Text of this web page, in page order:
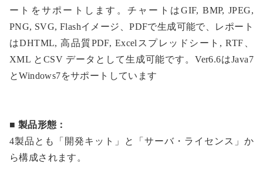
ートをサポートします。チャートはGIF, BMP, JPEG,
PNG, SVG, Flashイメージ、PDFで生成可能で、レポート
はDHTML, 高品質PDF, Excelスプレッドシート, RTF、
XML とCSV データとして生成可能です。Ver6.6はJava7
とWindows7をサポートしています
■ 製品形態：
4製品とも「開発キット」と「サーバ・ライセンス」か
ら構成されます。